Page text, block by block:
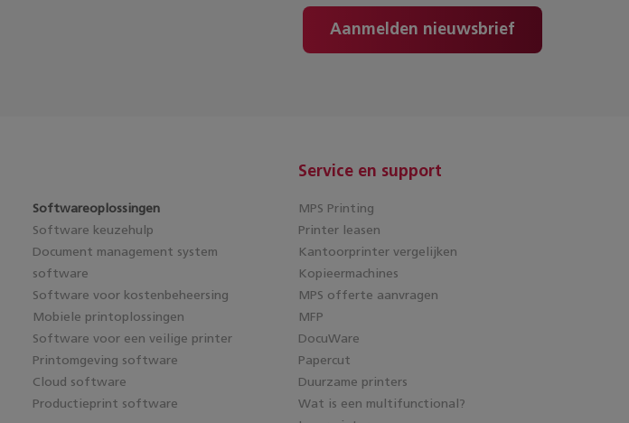
Aanmelden nieuwsbrief
Softwareoplossingen
Software keuzehulp
Document management system
software
Software voor kostenbeheersing
Mobiele printoplossingen
Software voor een veilige printer
Printomgeving software
Cloud software
Productieprint software
Service en support
MPS Printing
Printer leasen
Kantoorprinter vergelijken
Kopieermachines
MPS offerte aanvragen
MFP
DocuWare
Papercut
Duurzame printers
Wat is een multifunctional?